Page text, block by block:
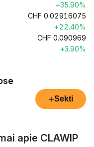
+35.90%
CHF 0.02916075
+22.40%
CHF 0.090969
+3.90%
+Sekti
apie CLAWIP